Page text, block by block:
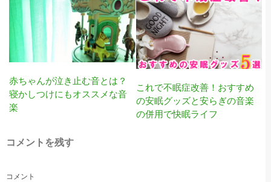
赤ちゃんが泣き止む音とは？
寝かしつけにもオススメな音
楽
これで不眠症改善！おすすめ
の安眠グッズと安らぎの音楽
の併用で快眠ライフ
コメントを残す
コメント